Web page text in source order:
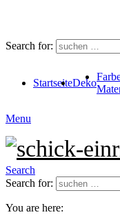
Search for:
StartseiteDeko
Menu
Search
Search for:
You are here: